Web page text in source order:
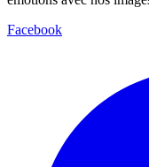
Facebook